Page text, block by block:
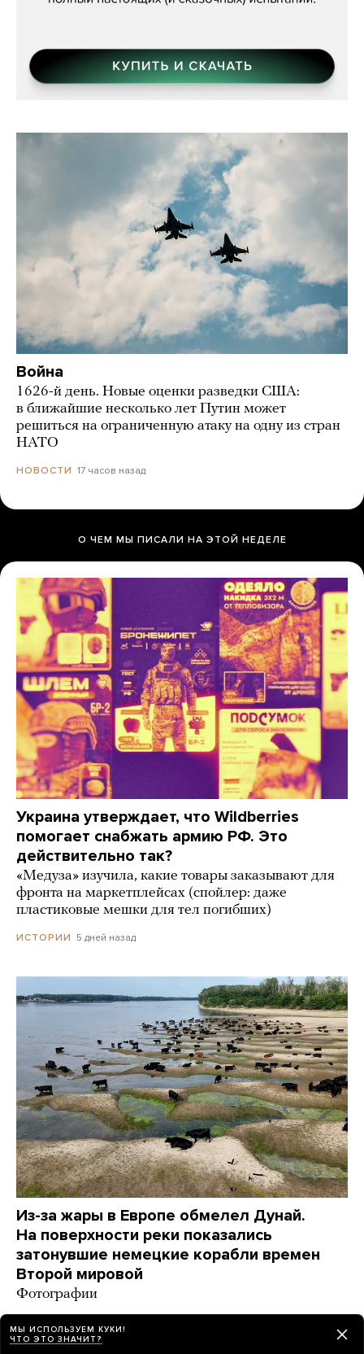
Война
1626-й день. Новые оценки разведки США:
в ближайшие несколько лет Путин может
решиться на ограниченную атаку на одну из стран
НАТО
НОВОСТИ 17 часов назад
О ЧЕМ МЫ ПИСАЛИ НА ЭТОЙ НЕДЕЛЕ
Украина утверждает, что Wildberries
помогает снабжать армию РФ. Это
действительно так?
«Медуза» изучила, какие товары заказывают для
фронта на маркетплейсах (спойлер: даже
пластиковые мешки для тел погибших)
ИСТОРИИ 5 дней назад
Из-за жары в Европе обмелел Дунай.
На поверхности реки показались
затонувшие немецкие корабли времен
Второй мировой
Фотографии
МЫ ИСПОЛЬЗУЕМ КУКИ!
ЧТО ЭТО ЗНАЧИТ?